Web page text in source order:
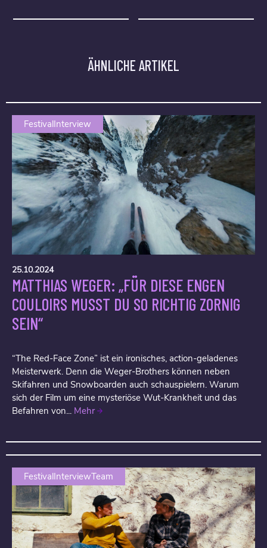
ÄHNLICHE ARTIKEL
FestivalInterview
25.10.2024
MATTHIAS WEGER: „FÜR DIESE ENGEN
COULOIRS MUSST DU SO RICHTIG ZORNIG
SEIN“
“The Red-Face Zone” ist ein ironisches, action-geladenes
Meisterwerk. Denn die Weger-Brothers können neben
Skifahren und Snowboarden auch schauspielern. Warum
sich der Film um eine mysteriöse Wut-Krankheit und das
Befahren von... Mehr
FestivalInterviewTeam